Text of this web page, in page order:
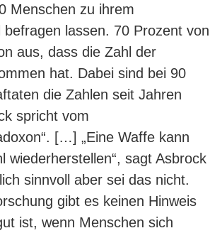
Menschen zu ihrem
befragen lassen. 70 Prozent von
aus, dass die Zahl der
hat. Dabei sind bei 90
die Zahlen seit Jahren
spricht vom
[…] „Eine Waffe kann
wiederherstellen“, sagt Asbrock
sinnvoll aber sei das nicht.
gibt es keinen Hinweis
ist, wenn Menschen sich